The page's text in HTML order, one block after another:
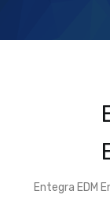
Entegra EDM